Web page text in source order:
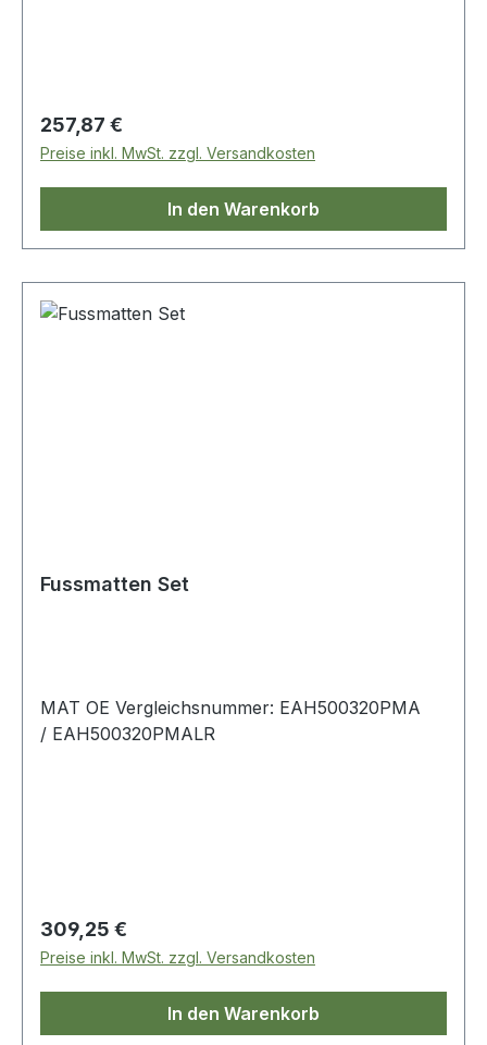
Regulärer Preis:
257,87 €
Preise inkl. MwSt. zzgl. Versandkosten
In den Warenkorb
Fussmatten Set
MAT OE Vergleichsnummer: EAH500320PMA
/ EAH500320PMALR
Regulärer Preis:
309,25 €
Preise inkl. MwSt. zzgl. Versandkosten
In den Warenkorb